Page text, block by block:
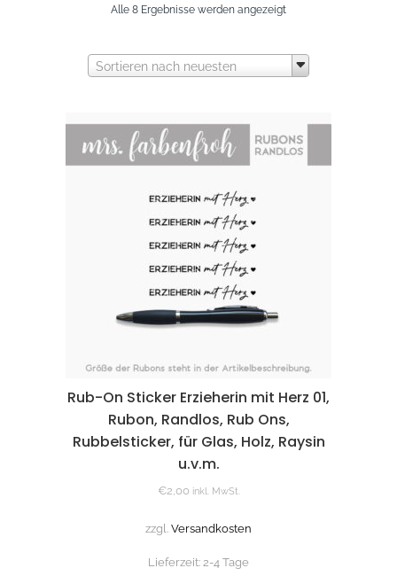
Alle 8 Ergebnisse werden angezeigtNach
sortiert
Sortieren nach neuesten
Rub-On Sticker Erzieherin mit Herz 01,
Rubon, Randlos, Rub Ons,
Rubbelsticker, für Glas, Holz, Raysin
u.v.m.
€2,00 inkl. MwSt.
zzgl. Versandkosten
Lieferzeit: 2-4 Tage